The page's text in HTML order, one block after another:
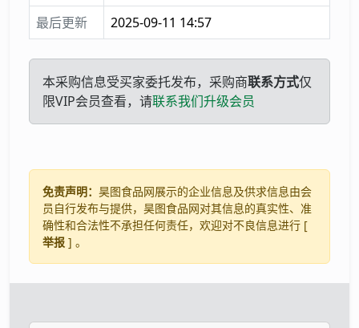
最后更新
2025-09-11 14:57
本采购信息受买家委托发布，采购商联系方式仅
限VIP会员查看，请联系我们升级会员
免责声明： 昊图食品网展示的企业信息及供求信息由会
员自行发布与提供，昊图食品网对其信息的真实性、准
确性和合法性不承担任何责任，欢迎对不良信息进行 [
举报 ] 。